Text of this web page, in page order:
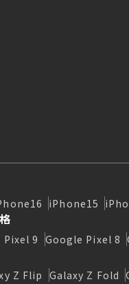
iPhone15
9 Google Pixel 8
Z Flip Galaxy Z Fold